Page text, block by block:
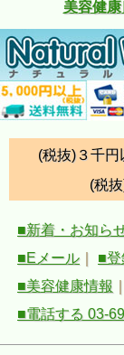
美容健
(税抜)３千円
(税
■新着・お知ら
■Eメール
■登
■美容健康情報
■電話する 03-